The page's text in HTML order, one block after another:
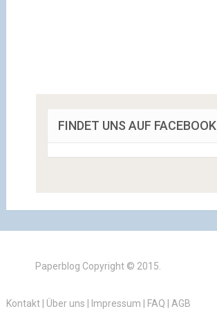
FINDET UNS AUF FACEBOOK
Paperblog Copyright © 2015.
Kontakt| Über uns Impressum FAQ AGB